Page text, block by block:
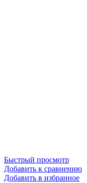
Быстрый просмотр
Добавить к сравнению
Добавить в избранное